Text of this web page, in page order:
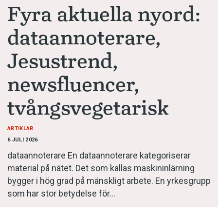
Föreslå nyord
Annonsera
Prenumerera
Läs Språktidningen digitalt
Press
Fyra aktuella nyord:
dataannoterare,
Jesustrend,
newsfluencer,
tvångsvegetarisk
6 JULI 2026
ARTIKLAR
dataannoterare En dataannoterare kategori­serar
material på nätet. Det som kallas maskininlärning
bygger i hög grad på mänskligt arbete. En yrkesgrupp
som har stor betydelse för…